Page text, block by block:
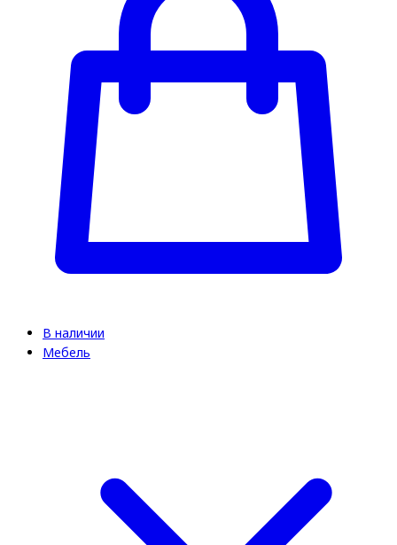
В наличии
Мебель